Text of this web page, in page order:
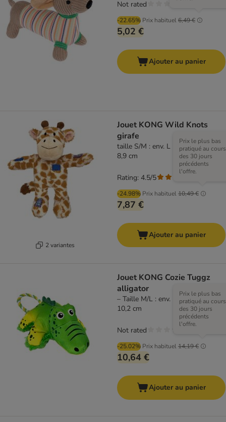
-22.65% Prix habituel6,49 €
5,02 €
Not rated
Ajouter au panier
2 variantes
Jouet KONG Wild Knots
girafe
taille S/M : env. L 24,1 x l 20,3 x h
8,9 cm
-24.98% Prix habituel10,49 €
Prix le plus bas
pratiqué au cours
des 30 jours
précédents
l'offre.
7,87 €
Rating: 4.5/5
Ajouter au panier
Jouet KONG Cozie Tuggz
alligator
– Taille M/L : env. L 38 x l 20,3 x h
10,2 cm
-25.02% Prix habituel14,19 €
Prix le plus bas
pratiqué au cours
des 30 jours
précédents
l'offre.
10,64 €
Not rated
Ajouter au panier